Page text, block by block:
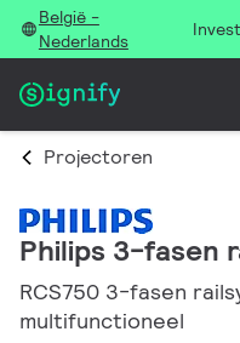
België -
Nederlands
Projectoren
Philips 3-fasen
RCS750 3-fasen
multifunctioneel